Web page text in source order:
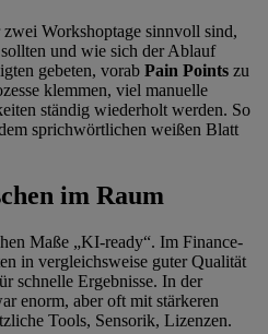
Workshoptage sinnvoll sind,
und wie sich der Ablauf
gebeten, vorab Pain Points zu
klemmen, viel manuelle
ständig wiederholt werden. So
sprichwörtlichen weißen Blatt
im Raum
Maße „KI-ready“. Im Finance-
in vergleichsweise guter Qualität
schnelle Ergebnisse. In der
enorm, aber oft mit stärkeren
Tools, Sensorik, Lizenzen.